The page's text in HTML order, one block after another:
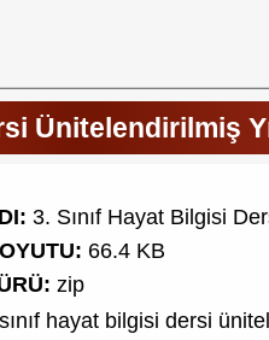
Ünitelendirilmiş
3. Sınıf Hayat Bilgisi
66.4 KB
zip
hayat bilgisi dersi